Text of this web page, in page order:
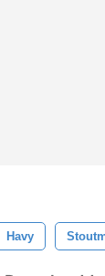
Havy